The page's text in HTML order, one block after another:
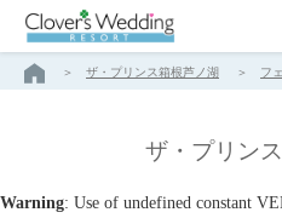
ザ・プリンス箱根芦ノ湖 フ
ザ・プリン
Warning: Use of undefined constant